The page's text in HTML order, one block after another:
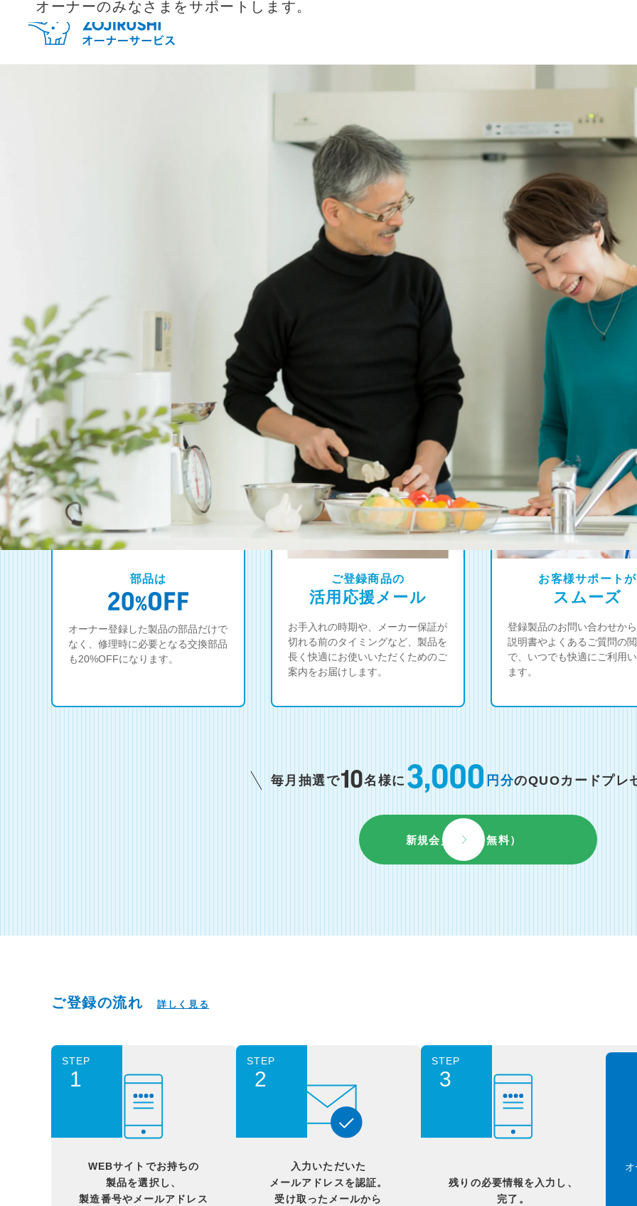
オーナーのみなさまをサポートします。
毎月抽選で 名様に 円分のQUOカードプレ
新規会員登録（無料） ログイン
※新規会員登録または追加製品登録をいただいた方が対象です
※オーナーサービスは日本国内にお住まいの個人の方向けサービスとなりま
オーナー限定！ つの登録特典
部品は
オーナー登録した製品の部品だけで
なく、修理時に必要となる交換部品
も20%OFFになります。
ご登録商品の
活用応援メール
お手入れの時期や、メーカー保証が
切れる前のタイミングなど、製品を
長く快適にお使いいただくためのご
案内をお届けします。
お客様サポートが
スムーズ
登録製品のお問い合わせか
説明書やよくあるご質問の
で、いつでも快適にご利用
ます。
毎月抽選で 名様に 円分のQUOカードプレ
新規会員登録（無料）
ご登録の流れ 詳しく見る
STEP
1
WEBサイトでお持ちの
製品を選択し、
製造番号やメールアドレス
STEP
2
入力いただいた
メールアドレスを認証。
受け取ったメールから
STEP
3
残りの必要情報を入力し、
完了。